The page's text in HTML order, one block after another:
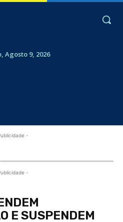
Agosto 9, 2026
-
-
E SUSPENDEM